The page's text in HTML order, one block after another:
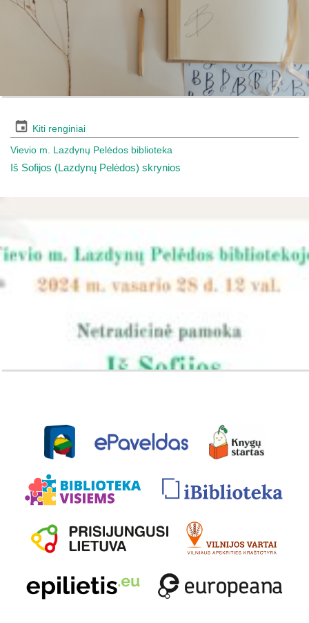
Kiti renginiai
Vievio m. Lazdynų Pelėdos biblioteka
Iš Sofijos (Lazdynų Pelėdos) skrynios